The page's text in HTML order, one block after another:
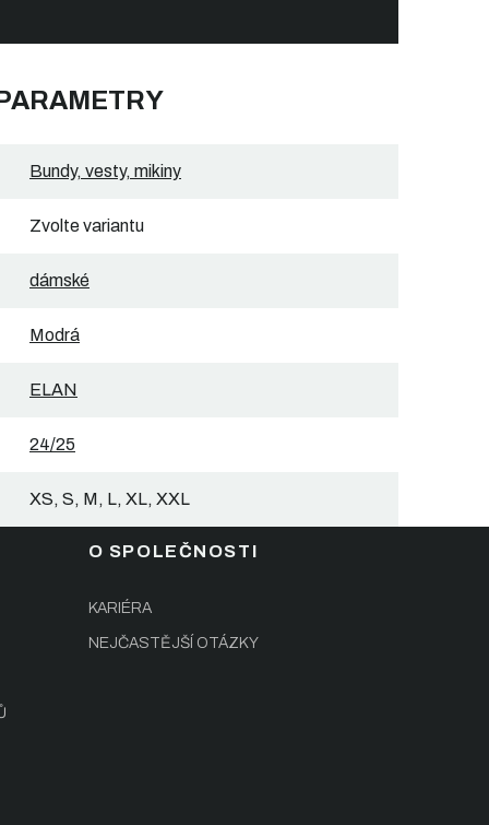
Bundy, vesty, mikiny
Zvolte variantu
dámské
Modrá
ELAN
24/25
XS, S, M, L, XL, XXL
O SPOLEČNOSTI
KARIÉRA
NEJČASTĚJŠÍ OTÁZKY